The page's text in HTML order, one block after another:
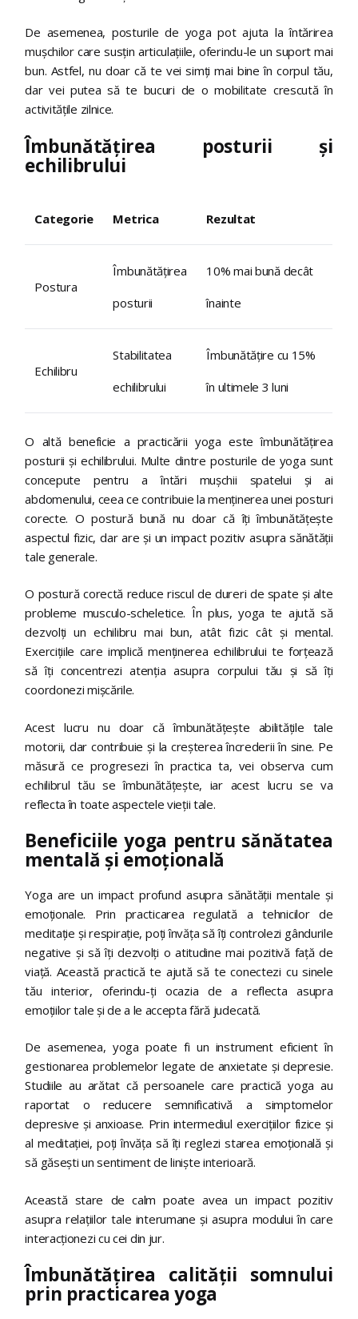
De asemenea, posturile de yoga pot ajuta la întărirea
mușchilor care susțin articulațiile, oferindu-le un suport mai
bun. Astfel, nu doar că te vei simți mai bine în corpul tău,
dar vei putea să te bucuri de o mobilitate crescută în
activitățile zilnice.
Îmbunătățirea posturii și
echilibrului
Categorie Metrica Rezultat
Postura
Îmbunătățirea
posturii
10% mai bună decât
înainte
Echilibru
Stabilitatea
echilibrului
Îmbunătățire cu 15%
în ultimele 3 luni
O altă beneficie a practicării yoga este îmbunătățirea
posturii și echilibrului. Multe dintre posturile de yoga sunt
concepute pentru a întări mușchii spatelui și ai
abdomenului, ceea ce contribuie la menținerea unei posturi
corecte. O postură bună nu doar că îți îmbunătățește
aspectul fizic, dar are și un impact pozitiv asupra sănătății
tale generale.
O postură corectă reduce riscul de dureri de spate și alte
probleme musculo-scheletice. În plus, yoga te ajută să
dezvolți un echilibru mai bun, atât fizic cât și mental.
Exercițiile care implică menținerea echilibrului te forțează
să îți concentrezi atenția asupra corpului tău și să îți
coordonezi mișcările.
Acest lucru nu doar că îmbunătățește abilitățile tale
motorii, dar contribuie și la creșterea încrederii în sine. Pe
măsură ce progresezi în practica ta, vei observa cum
echilibrul tău se îmbunătățește, iar acest lucru se va
reflecta în toate aspectele vieții tale.
Beneficiile yoga pentru sănătatea
mentală și emoțională
Yoga are un impact profund asupra sănătății mentale și
emoționale. Prin practicarea regulată a tehnicilor de
meditație și respirație, poți învăța să îți controlezi gândurile
negative și să îți dezvolți o atitudine mai pozitivă față de
viață. Această practică te ajută să te conectezi cu sinele
tău interior, oferindu-ți ocazia de a reflecta asupra
emoțiilor tale și de a le accepta fără judecată.
De asemenea, yoga poate fi un instrument eficient în
gestionarea problemelor legate de anxietate și depresie.
Studiile au arătat că persoanele care practică yoga au
raportat o reducere semnificativă a simptomelor
depresive și anxioase. Prin intermediul exercițiilor fizice și
al meditației, poți învăța să îți reglezi starea emoțională și
să găsești un sentiment de liniște interioară.
Această stare de calm poate avea un impact pozitiv
asupra relațiilor tale interumane și asupra modului în care
interacționezi cu cei din jur.
Îmbunătățirea calității somnului
prin practicarea yoga